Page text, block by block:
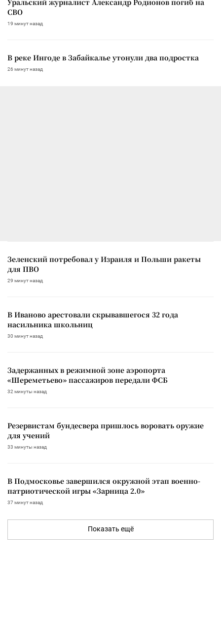
СВО
19 минут назад
В реке Ингоде в Забайкалье утонули два подростка
26 минут назад
Зеленский потребовал у Израиля и Польши ракеты
для ПВО
29 минут назад
В Иваново арестовали скрывавшегося 32 года
насильника школьниц
30 минут назад
Задержанных в режимной зоне аэропорта
«Шереметьево» пассажиров передали ФСБ
32 минуты назад
Резервистам бундесвера пришлось воровать оружие
для учений
33 минуты назад
В Подмосковье завершился окружной этап военно-
патриотической игры «Зарница 2.0»
37 минут назад
Показать ещё